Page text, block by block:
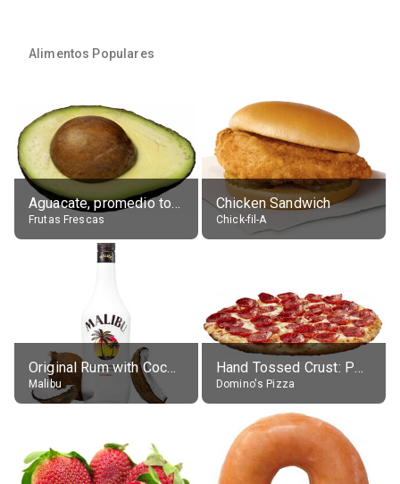
Alimentos Populares
Aguacate, promedio todos variedades, crudo
Frutas Frescas
Chicken Sandwich
Chick-fil-A
Original Rum with Coconut Flavour (21% alc.)
Malibu
Hand Tossed Crust: Pepperoni Pizza (Large 14")
Domino's Pizza